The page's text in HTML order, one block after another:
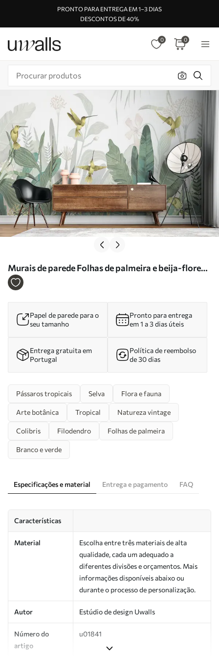
PRONTO PARA ENTREGA EM 1–3 DIAS
DESCONTOS DE 40%
0 0
Murais de parede Folhas de palmeira e beija-flores
Nr. u01841
Papel de parede para o
seu tamanho
Pronto para entrega
em 1 a 3 dias úteis
Entrega gratuita em
Portugal
Política de reembolso
de 30 dias
Pássaros tropicais Selva Flora e fauna
Arte botânica Tropical Natureza vintage
Colibris Filodendro Folhas de palmeira
Branco e verde
Especificações e material Entrega e pagamento FAQ
Características
Material
Escolha entre três materiais de alta
qualidade, cada um adequado a
diferentes divisões e orçamentos. Mais
informações disponíveis abaixo ou
durante o processo de personalização.
Autor Estúdio de design Uwalls
Número do
artigo
u01841